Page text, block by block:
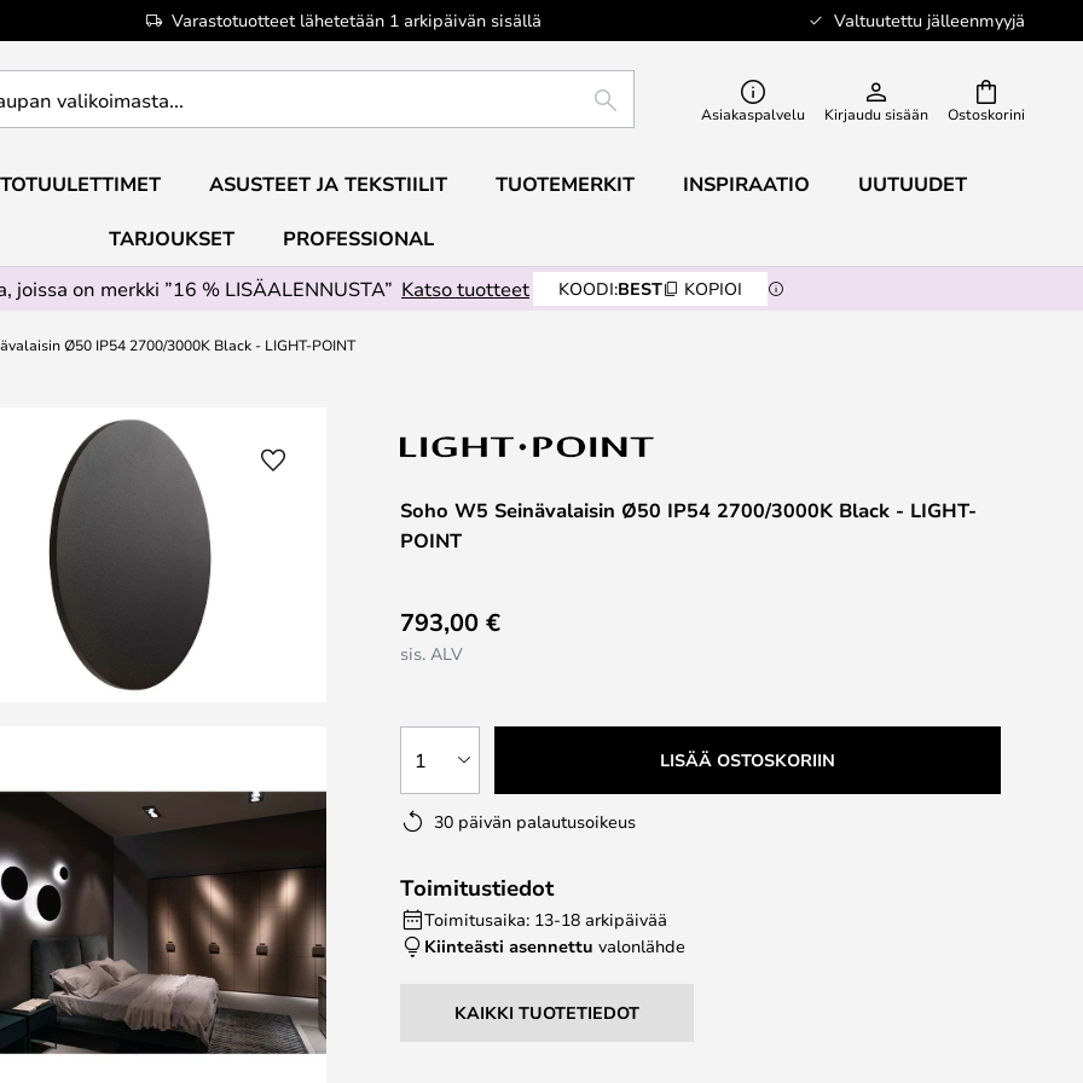
Varastotuotteet lähetetään 1 arkipäivän sisällä Valtuutettu jälleenmyyjä
Ostoskorini
ETSI Asiakaspalvelu Kirjaudu sisään
ASUSTEET JA TEKSTIILIT TUOTEMERKIT INSPIRAATIO UUTUUDET
TARJOUKSET
PROFESSIONAL
joissa on merkki ”16 % LISÄALENNUSTA” Katso tuotteet KOODI:BEST KOPIOI
Ø50 IP54 2700/3000K Black - LIGHT-POINT
Soho W5 Seinävalaisin Ø50 IP54 2700/3000K Black - LIGHT-
POINT
793,00 €
sis. ALV
1 LISÄÄ OSTOSKORIIN
30 päivän palautusoikeus
Toimitustiedot
Toimitusaika: 13-18 arkipäivää
Kiinteästi asennettu valonlähde
KAIKKI TUOTETIEDOT